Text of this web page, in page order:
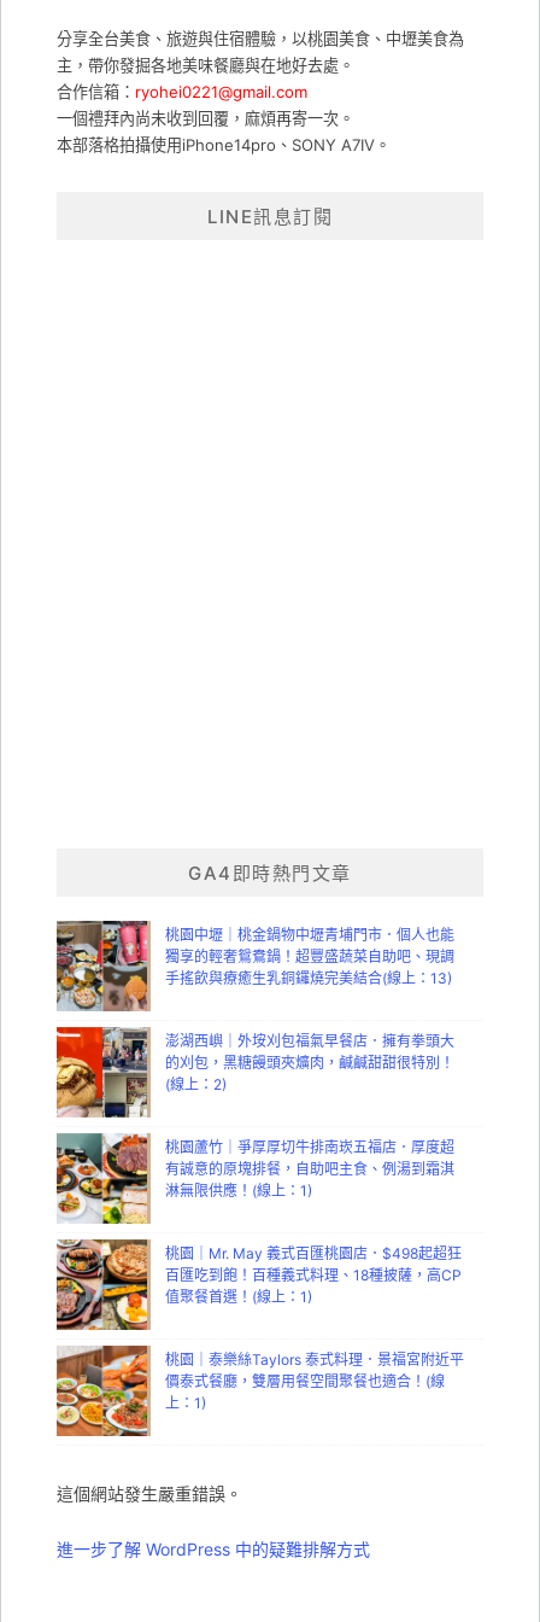
字:
分享全台美食、旅遊與住宿體驗，以桃園美食、中壢美食為
主，帶你發掘各地美味餐廳與在地好去處。
合作信箱： ryohei0221@gmail.com
一個禮拜內尚未收到回覆，麻煩再寄一次。
本部落格拍攝使用iPhone14pro、SONY A7IV。
LINE訊息訂閱
GA4即時熱門文章
桃園中壢｜桃金鍋物中壢青埔門市．個人也能
獨享的輕奢鴛鴦鍋！超豐盛蔬菜自助吧、現調
手搖飲與療癒生乳銅鑼燒完美結合(線上：13)
澎湖西嶼｜外垵刈包福氣早餐店．擁有拳頭大
的刈包，黑糖饅頭夾爌肉，鹹鹹甜甜很特別！
(線上：2)
桃園蘆竹｜爭厚厚切牛排南崁五福店．厚度超
有誠意的原塊排餐，自助吧主食、例湯到霜淇
淋無限供應！(線上：1)
桃園｜Mr. May 義式百匯桃園店．$498起超狂
百匯吃到飽！百種義式料理、18種披薩，高CP
值聚餐首選！(線上：1)
桃園｜泰樂絲Taylors 泰式料理．景福宮附近平
價泰式餐廳，雙層用餐空間聚餐也適合！(線
上：1)
這個網站發生嚴重錯誤。
進一步了解 WordPress 中的疑難排解方式